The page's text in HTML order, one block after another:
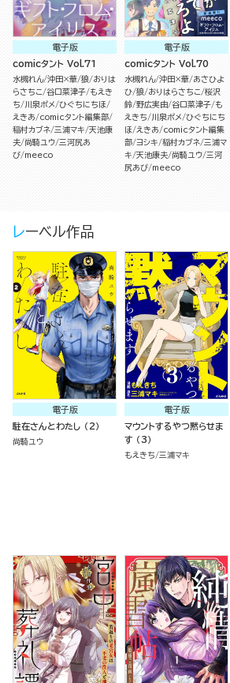
電子版
comicタント Vol.71
水槻れん 沖田×華 狼 おりは
らさちこ 谷口菜津子 もえき
ち
川泉ポメ ひぐちにちほ
えきあ
comicタント編集部
稲村カブネ 三浦マキ 天池康
夫 尚騎ユウ 三河尻あ
び meeco
電子版
comicタント Vol.70
水槻れん 沖田×華 あさひよ
ひ 狼 おりはらさちこ 桜沢
鈴 野広実由 谷口菜津子 も
えきち
川泉ポメ ひぐちにち
ほ
えきあ
comicタント編集
部 ヨシキ 稲村カブネ 三浦マ
キ 天池康夫 尚騎ユウ 三河
尻あび meeco
レーベル作品
電子版
駐在さんとわたし （2）
尚騎ユウ
電子版
マウントするやつ黙らせま
す （3）
もえきち 三浦マキ